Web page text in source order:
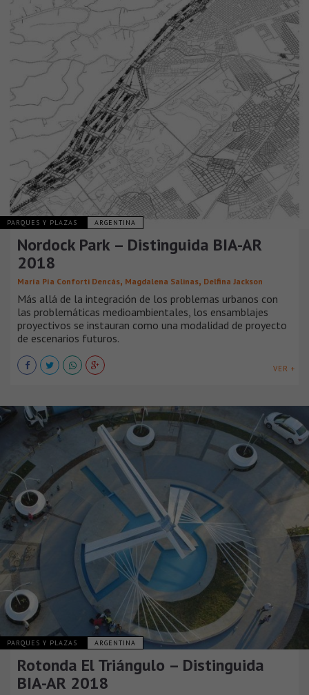
PARQUES Y PLAZAS ARGENTINA
Nordock Park – Distinguida BIA-AR
2018
María Pía Conforti Dencás, Magdalena Salinas, Delfina Jackson
Más allá de la integración de los problemas urbanos con
las problemáticas medioambientales, los ensamblajes
proyectivos se instauran como una modalidad de proyecto
de escenarios futuros.
VER +
PARQUES Y PLAZAS ARGENTINA
Rotonda El Triángulo – Distinguida
BIA-AR 2018